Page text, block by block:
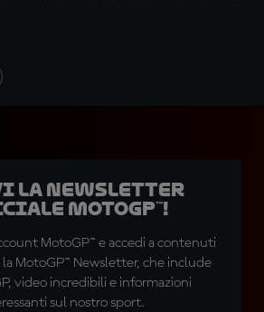
la newsletter
MotoGP™!
MotoGP™ e accedi a contenuti
MotoGP™ Newsletter, che include
video incredibili e informazioni
sul nostro sport.